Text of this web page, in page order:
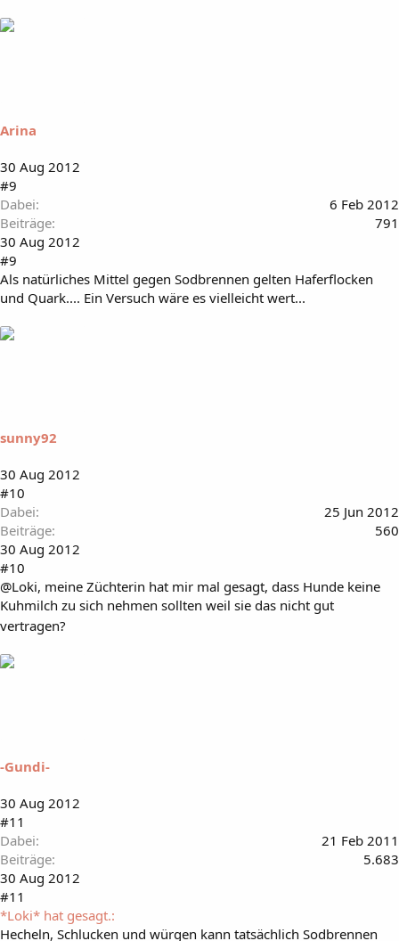
Arina
30 Aug 2012
#9
Dabei
6 Feb 2012
Beiträge
791
30 Aug 2012
#9
Als natürliches Mittel gegen Sodbrennen gelten Haferflocken
und Quark.... Ein Versuch wäre es vielleicht wert...
sunny92
30 Aug 2012
#10
Dabei
25 Jun 2012
Beiträge
560
30 Aug 2012
#10
@Loki, meine Züchterin hat mir mal gesagt, dass Hunde keine
Kuhmilch zu sich nehmen sollten weil sie das nicht gut
vertragen?
-Gundi-
30 Aug 2012
#11
Dabei
21 Feb 2011
Beiträge
5.683
30 Aug 2012
#11
*Loki* hat gesagt.:
Hecheln, Schlucken und würgen kann tatsächlich Sodbrennen